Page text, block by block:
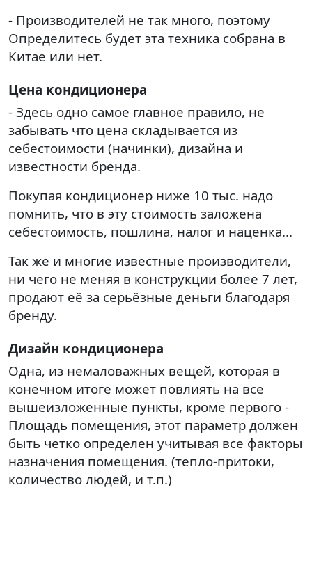
- Производителей не так много, поэтому
Определитесь будет эта техника собрана в
Китае или нет.
Цена кондиционера
- Здесь одно самое главное правило, не
забывать что цена складывается из
себестоимости (начинки), дизайна и
известности бренда.
Покупая кондиционер ниже 10 тыс. надо
помнить, что в эту стоимость заложена
себестоимость, пошлина, налог и наценка...
Так же и многие известные производители,
ни чего не меняя в конструкции более 7 лет,
продают её за серьёзные деньги благодаря
бренду.
Дизайн кондиционера
Одна, из немаловажных вещей, которая в
конечном итоге может повлиять на все
вышеизложенные пункты, кроме первого -
Площадь помещения, этот параметр должен
быть четко определен учитывая все факторы
назначения помещения. (тепло-притоки,
количество людей, и т.п.)